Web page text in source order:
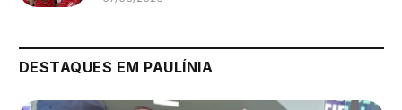
DESTAQUES EM PAULÍNIA